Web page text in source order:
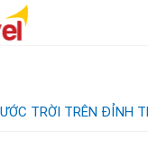
TRỜI TRÊN ĐỈNH